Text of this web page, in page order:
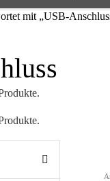
mit „USB-